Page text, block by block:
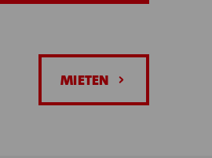
MIETEN